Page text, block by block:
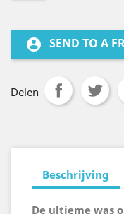
account_circle SEND TO A
Delen
Beschrijving
De ultieme was